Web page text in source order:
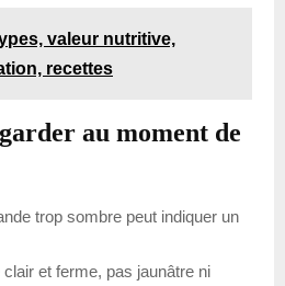
valeur nutritive,
recettes
au moment de
trop sombre peut indiquer un
et ferme, pas jaunâtre ni